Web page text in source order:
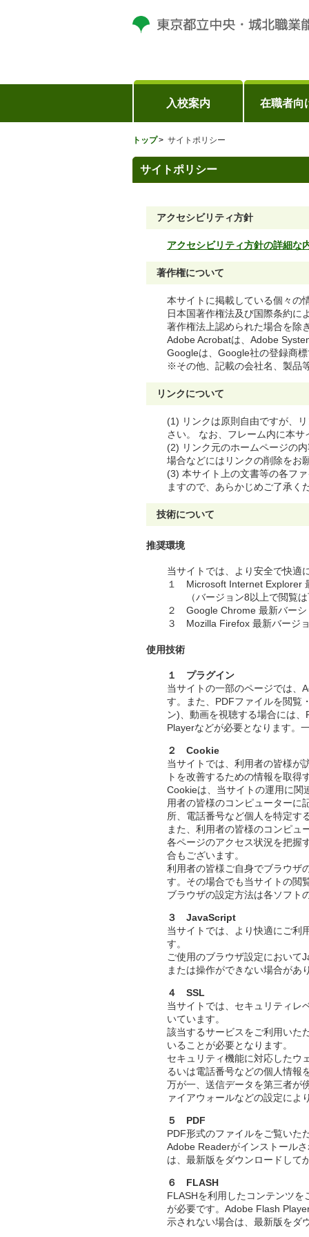
入校案内 在職者向
トップ サイトポリシー
サイトポリシー
アクセシビリティ方針
アクセシビリティ方針の詳細な
著作権について
本サイトに掲載している個々の
日本国著作権法及び国際条約に
著作権法上認められた場合を除
Adobe Acrobatは、Adobe
Googleは、Google社の登録商
※その他、記載の会社名、製品
リンクについて
(1) リンクは原則自由ですが、
さい。 なお、フレーム内に本
(2) リンク元のホームページの
場合などにはリンクの削除をお
(3) 本サイト上の文書等の各フ
ますので、あらかじめご了承く
技術について
推奨環境
当サイトでは、より安全で快適
１ Microsoft Internet Explorer
（バージョン8以上で閲覧は
２ Google Chrome 最新バーシ
３ Mozilla Firefox 最新バージ
使用技術
１ プラグイン
当サイトの一部のページでは、
す。また、PDFファイルを閲覧
ン)、動画を視聴する場合には
Playerなどが必要となります。
２ Cookie
当サイトでは、利用者の皆様が
トを改善するための情報を取
Cookieは、当サイトの運用に関
用者の皆様のコンピューターに
所、電話番号など個人を特定す
また、利用者の皆様のコンピュ
各ページのアクセス状況を把握
合もございます。
利用者の皆様ご自身でブラウザ
す。その場合でも当サイトの閲
ブラウザの設定方法は各ソフト
３ JavaScript
当サイトでは、より快適にご利
す。
ご使用のブラウザ設定において
または操作ができない場合があ
４ SSL
当サイトでは、セキュリティレ
いています。
該当するサービスをご利用いた
いることが必要となります。
セキュリティ機能に対応したウ
るいは電話番号などの個人情報
万が一、送信データを第三者が
ァイアウォールなどの設定によ
５ PDF
PDF形式のファイルをご覧いた
Adobe Readerがインストール
は、最新版をダウンロードして
６ FLASH
FLASHを利用したコンテンツ
が必要です。Adobe Flash
示されない場合は、最新版をダ